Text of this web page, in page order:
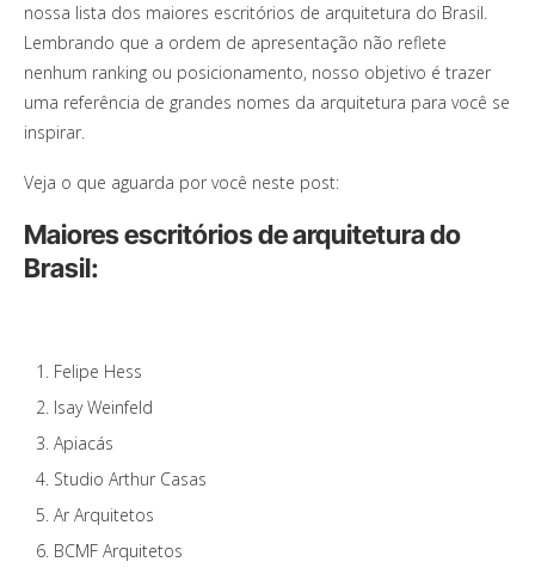
nossa lista dos maiores escritórios de arquitetura do Brasil.
Lembrando que a ordem de apresentação não reflete
nenhum ranking ou posicionamento, nosso objetivo é trazer
uma referência de grandes nomes da arquitetura para você se
inspirar.
Veja o que aguarda por você neste post:
Maiores escritórios de arquitetura do
Brasil:
Felipe Hess
Isay Weinfeld
Apiacás
Studio Arthur Casas
Ar Arquitetos
BCMF Arquitetos